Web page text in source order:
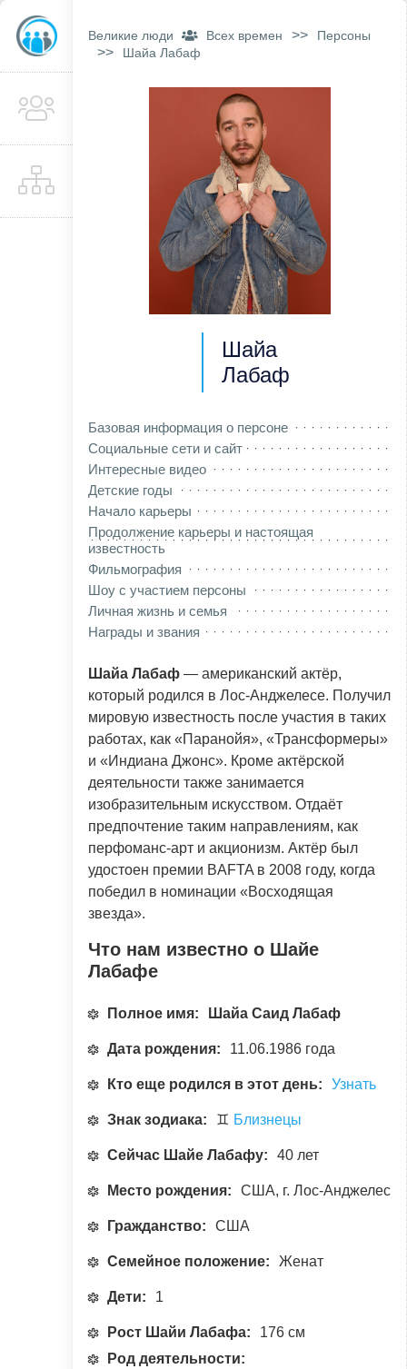
Великие люди Всех времен >> Персоны
>> Шайа Лабаф
Шайа
Лабаф
Базовая информация о персоне
Социальные сети и сайт
Интересные видео
Детские годы
Начало карьеры
Продолжение карьеры и настоящая
известность
Фильмография
Шоу с участием персоны
Личная жизнь и семья
Награды и звания
Шайа Лабаф — американский актёр,
который родился в Лос-Анджелесе. Получил
мировую известность после участия в таких
работах, как «Паранойя», «Трансформеры»
и «Индиана Джонс». Кроме актёрской
деятельности также занимается
изобразительным искусством. Отдаёт
предпочтение таким направлениям, как
перфоманс-арт и акционизм. Актёр был
удостоен премии BAFTA в 2008 году, когда
победил в номинации «Восходящая
звезда».
Что нам известно о Шайе
Лабафе
Полное имя: Шайа Саид Лабаф
Дата рождения: 11.06.1986 года
Кто еще родился в этот день: Узнать
Знак зодиака: ♊ Близнецы
Сейчас Шайе Лабафу: 40 лет
Место рождения: США, г. Лос-Анджелес
Гражданство: США
Семейное положение: Женат
Дети: 1
Рост Шайи Лабафа:
176 см
Род деятельности: